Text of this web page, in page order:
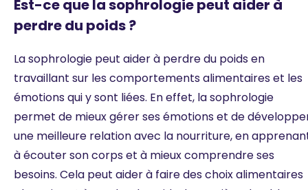
Est-ce que la sophrologie peut aider à
perdre du poids ?
La sophrologie peut aider à perdre du poids en
travaillant sur les comportements alimentaires et les
émotions qui y sont liées. En effet, la sophrologie
permet de mieux gérer ses émotions et de
une meilleure relation avec la nourriture, en
à écouter son corps et à mieux comprendre ses
besoins. Cela peut aider à faire des choix alimentaires